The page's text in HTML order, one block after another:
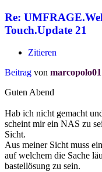
Re:
Touch.Update 21
Zitieren
Beitrag von marcopolo01
Guten Abend
Hab ich nicht gemacht
scheint mir ein NAS zu
Sicht.
Aus meiner Sicht muss
auf welchem die Sache
bastellösung zu sein.